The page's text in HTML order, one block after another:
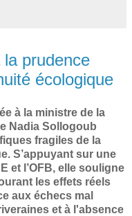
prudence
écologique
à la ministre de la
Nadia Sollogoub
fragiles de la
S’appuyant sur une
et l’OFB, elle souligne
les effets réels
aux échecs mal
et à l'absence